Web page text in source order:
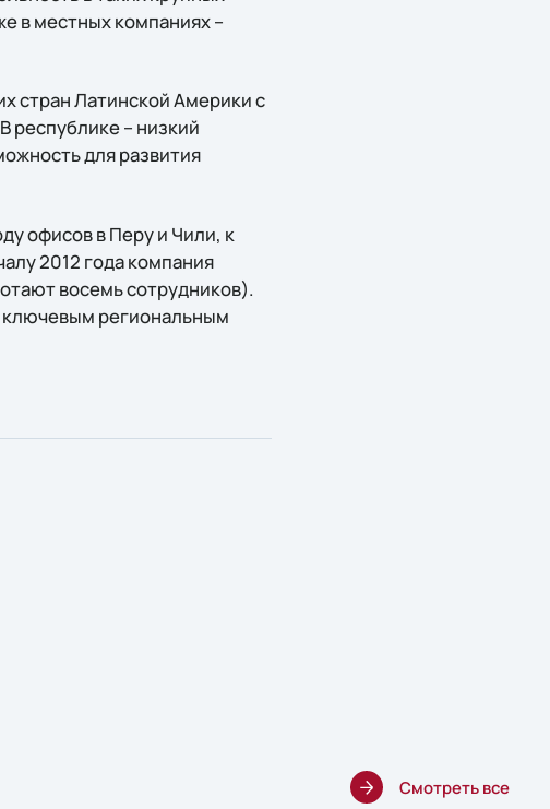
в местных компаниях –
стран Латинской Америки с
– низкий
для развития
офисов в Перу и Чили, к
2012 года компания
восемь сотрудников).
ключевым региональным
Смотреть все